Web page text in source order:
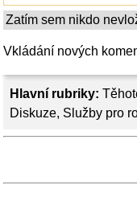
Hlavní rubriky:
Diskuze, Služby pro
Zatím sem nikdo
Vkládání nových